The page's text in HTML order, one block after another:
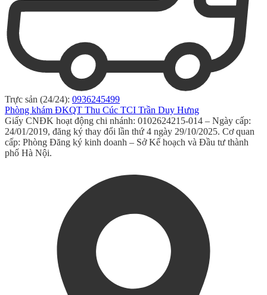
Trực sản (24/24): 0936245499
Phòng khám ĐKQT Thu Cúc TCI Trần Duy Hưng
Giấy CNĐK hoạt động chi nhánh: 0102624215-014 – Ngày cấp:
24/01/2019, đăng ký thay đổi lần thứ 4 ngày 29/10/2025. Cơ quan
cấp: Phòng Đăng ký kinh doanh – Sở Kế hoạch và Đầu tư thành
phố Hà Nội.